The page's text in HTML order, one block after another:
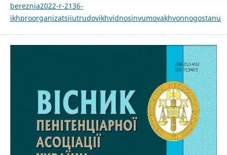
bereznia2022-r-2136-
ikhproorganizatsiiutrudovikhvidnosinvumovakhvonnogostanu